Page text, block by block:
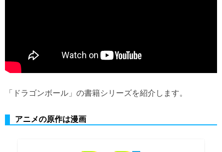
「ドラゴンボール」の書籍シリーズを紹介します。
アニメの原作は漫画